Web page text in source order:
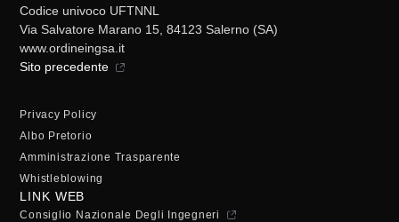
Codice univoco UFTNNL
Via Salvatore Marano 15, 84123 Salerno (SA)
www.ordineingsa.it
Sito precedente
Privacy Policy
Albo Pretorio
Amministrazione Trasparente
Whistleblowing
LINK WEB
Consiglio Nazionale Degli Ingegneri